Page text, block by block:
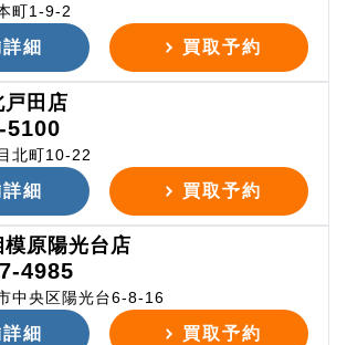
町1-9-2
細 買取予約
戸田店
5100
北町10-22
細 買取予約
原陽光台店
4985
中央区陽光台6-8-16
細 買取予約